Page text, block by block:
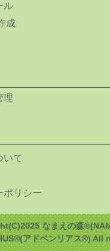
ル
成
理
いて
ポリシー
なまえの森
アドベンリアス®) All